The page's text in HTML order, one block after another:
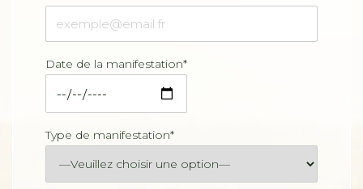
Date de la manifestation*
Type de manifestation*